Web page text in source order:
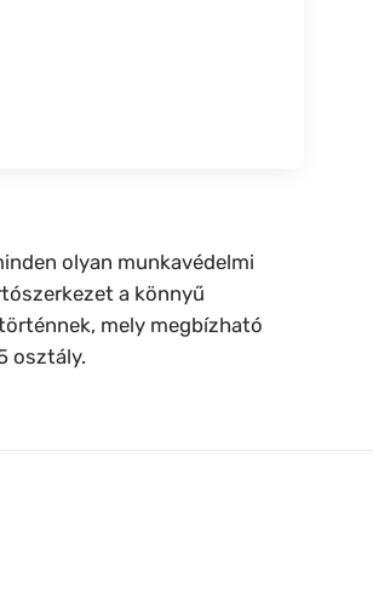
olyan munkavédelmi
a könnyű
mely megbízható
osztály.